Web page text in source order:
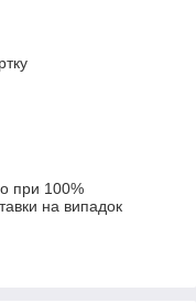
при 100%
на випадок